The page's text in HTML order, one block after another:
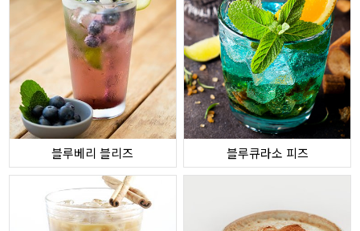
블루베리 블리즈 블루큐라소 피즈